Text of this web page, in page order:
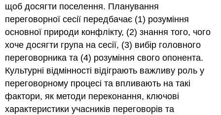
щоб досягти поселення. Планування
переговорної сесії передбачає (1) розуміння
основної природи конфлікту, (2) знання того, чого
хоче досягти група на сесії, (3) вибір головного
переговорника та (4) розуміння свого опонента.
Культурні відмінності відіграють важливу роль у
переговорному процесі та впливають на такі
фактори, як методи переконання, ключові
характеристики учасників переговорів та